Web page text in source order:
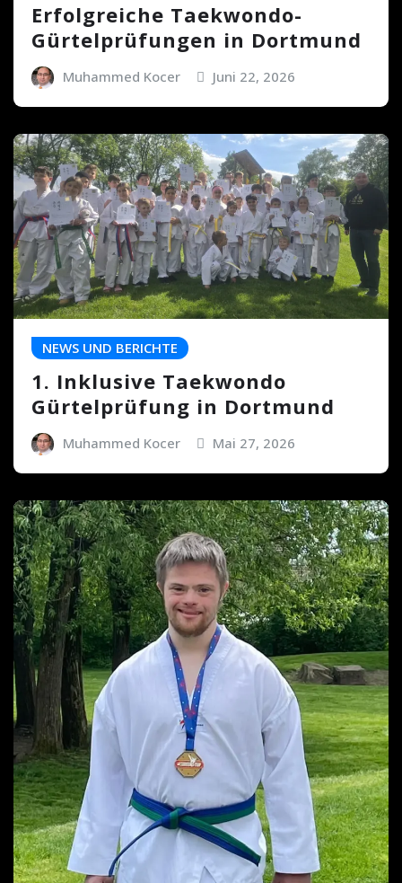
Erfolgreiche Taekwondo-
Gürtelprüfungen in Dortmund
Muhammed Kocer Juni 22, 2026
NEWS UND BERICHTE
1. Inklusive Taekwondo
Gürtelprüfung in Dortmund
Muhammed Kocer Mai 27, 2026